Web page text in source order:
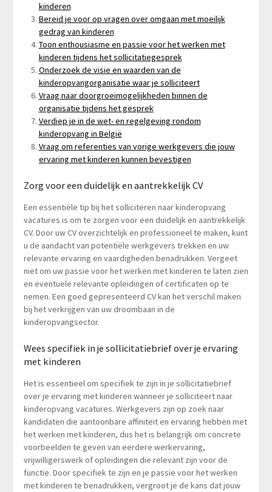
kinderen
Bereid je voor op vragen over omgaan met moeilijk
gedrag van kinderen
Toon enthousiasme en passie voor het werken met
kinderen tijdens het sollicitatiegesprek
Onderzoek de visie en waarden van de
kinderopvangorganisatie waar je solliciteert
Vraag naar doorgroeimogelijkheden binnen de
organisatie tijdens het gesprek
Verdiep je in de wet- en regelgeving rondom
kinderopvang in België
Vraag om referenties van vorige werkgevers die jouw
ervaring met kinderen kunnen bevestigen
Zorg voor een duidelijk en aantrekkelijk CV
Een essentiële tip bij het solliciteren naar kinderopvang
vacatures is om te zorgen voor een duidelijk en aantrekkelijk
CV. Door uw CV overzichtelijk en professioneel te maken, kunt
u de aandacht van potentiële werkgevers trekken en uw
relevante ervaring en vaardigheden benadrukken. Vergeet
niet om uw passie voor het werken met kinderen te laten zien
en eventuele relevante opleidingen of certificaten op te
nemen. Een goed gepresenteerd CV kan het verschil maken
bij het verkrijgen van uw droombaan in de
kinderopvangsector.
Wees specifiek in je sollicitatiebrief over je ervaring
met kinderen
Het is essentieel om specifiek te zijn in je sollicitatiebrief
over je ervaring met kinderen wanneer je solliciteert naar
kinderopvang vacatures. Werkgevers zijn op zoek naar
kandidaten die aantoonbare affiniteit en ervaring hebben met
het werken met kinderen, dus het is belangrijk om concrete
voorbeelden te geven van eerdere werkervaring,
vrijwilligerswerk of opleidingen die relevant zijn voor de
functie. Door specifiek te zijn en je passie voor het werken
met kinderen te benadrukken, vergroot je de kans dat jouw